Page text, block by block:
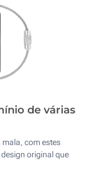
de várias
mala, com estes
original que